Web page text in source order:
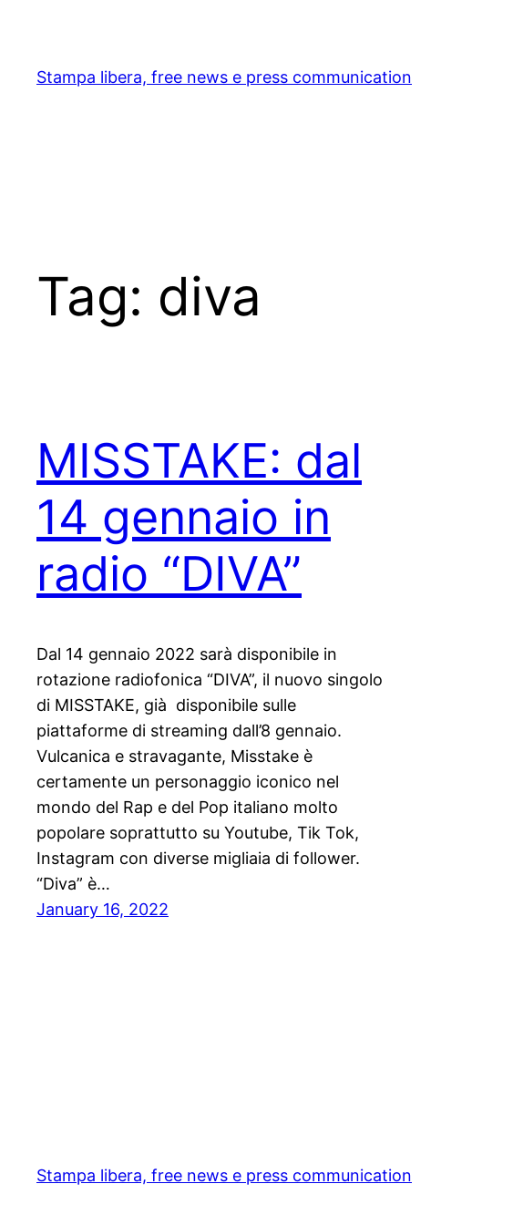
content
Stampa libera, free news e press communication
Tag: diva
MISSTAKE: dal
14 gennaio in
radio “DIVA”
Dal 14 gennaio 2022 sarà disponibile in
rotazione radiofonica “DIVA”, il nuovo singolo
di MISSTAKE, già disponibile sulle
piattaforme di streaming dall’8 gennaio.
Vulcanica e stravagante, Misstake è
certamente un personaggio iconico nel
mondo del Rap e del Pop italiano molto
popolare soprattutto su Youtube, Tik Tok,
Instagram con diverse migliaia di follower.
“Diva” è…
January 16, 2022
Stampa libera, free news e press communication